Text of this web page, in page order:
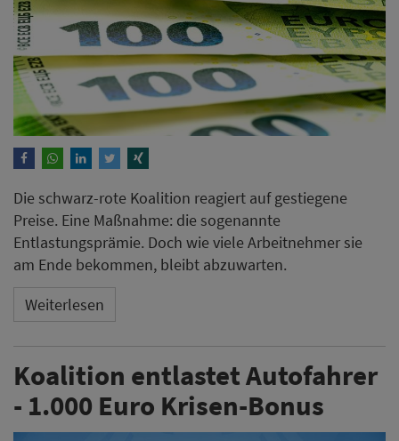
Die schwarz-rote Koalition reagiert auf gestiegene
Preise. Eine Maßnahme: die sogenannte
Entlastungsprämie. Doch wie viele Arbeitnehmer sie
am Ende bekommen, bleibt abzuwarten.
Weiterlesen
Koalition entlastet Autofahrer
- 1.000 Euro Krisen-Bonus